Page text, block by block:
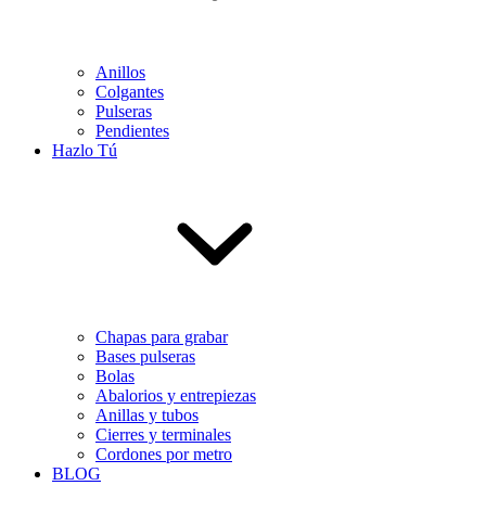
Anillos
Colgantes
Pulseras
Pendientes
Hazlo Tú
Chapas para grabar
Bases pulseras
Bolas
Abalorios y entrepiezas
Anillas y tubos
Cierres y terminales
Cordones por metro
BLOG